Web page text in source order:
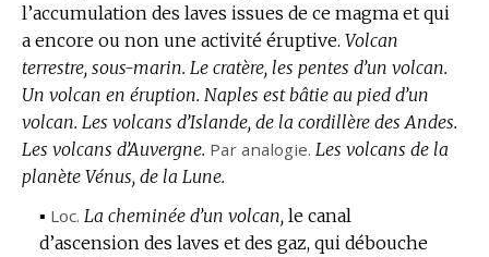
:
l’accumulation des laves issues de ce magma et qui
a encore ou non une activité éruptive. Volcan
terrestre, sous-marin. Le cratère, les pentes d’un volcan.
Un volcan en éruption. Naples est bâtie au pied d’un
volcan. Les volcans d’Islande, de la cordillère des Andes.
Les volcans d’Auvergne. Par analogie. Les volcans de la
planète Vénus, de la Lune.
▪ Loc. La cheminée d’un volcan, le canal
d’ascension des laves et des gaz, qui débouche